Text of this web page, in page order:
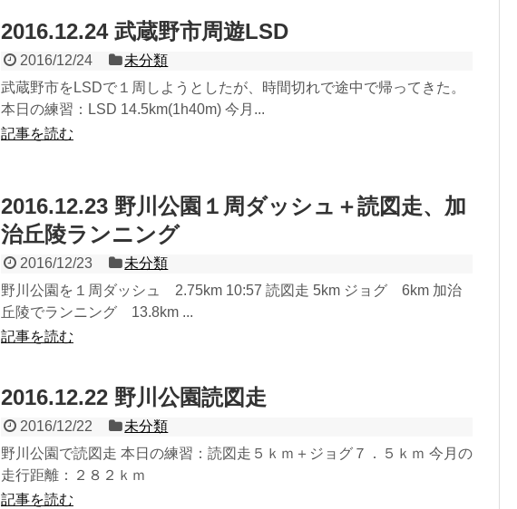
2016.12.24 武蔵野市周遊LSD
2016/12/24
未分類
武蔵野市をLSDで１周しようとしたが、時間切れで途中で帰ってきた。
本日の練習：LSD 14.5km(1h40m) 今月...
記事を読む
2016.12.23 野川公園１周ダッシュ＋読図走、加
治丘陵ランニング
2016/12/23
未分類
野川公園を１周ダッシュ 2.75km 10:57 読図走 5km ジョグ 6km 加治
丘陵でランニング 13.8km ...
記事を読む
2016.12.22 野川公園読図走
2016/12/22
未分類
野川公園で読図走 本日の練習：読図走５ｋｍ＋ジョグ７．５ｋｍ 今月の
走行距離：２８２ｋｍ
記事を読む